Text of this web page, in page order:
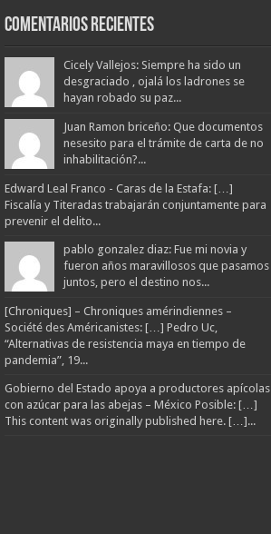
Comentarios Recientes
Cicely Vallejos: Siempre ha sido un
desgraciado , ojalá los ladrones se
hayan robado su paz...
Juan Ramon briceño: Que documentos
nesesito para el trámite de carta de no
inhabilitación?...
Edward Leal Franco - Caras de la Estafa: […]
Fiscalía y Titeradas trabajarán conjuntamente para
prevenir el delito...
pablo gonzalez diaz: Fue mi novia y
fueron años maravillosos que pasamos
juntos, pero el destino nos...
[Chroniques] – Chroniques amérindiennes –
Société des Américanistes: […] Pedro Uc,
“Alternativas de resistencia maya en tiempo de
pandemia”, 19...
Gobierno del Estado apoya a productores apícolas
con azúcar para las abejas – México Posible: […]
This content was originally published here. […]...